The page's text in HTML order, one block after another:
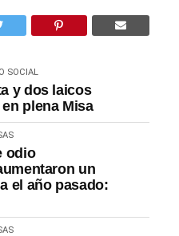
SOCIAL
y dos laicos
plena Misa
odio
un
el año pasado: